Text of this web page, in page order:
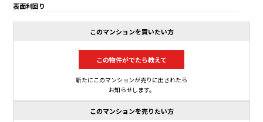
表面利回り
このマンションを買いたい方
この物件がでたら教えて
新たにこのマンションが売りに出されたら
お知らせします。
このマンションを売りたい方